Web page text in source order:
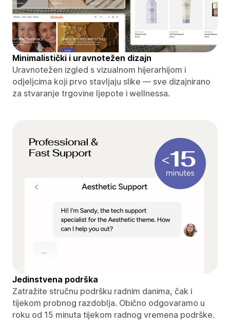
Minimalistički i uravnotežen dizajn
Uravnotežen izgled s vizualnom hijerarhijom i
odjeljcima koji prvo stavljaju slike — sve dizajnirano
za stvaranje trgovine ljepote i wellnessa.
Jedinstvena podrška
Zatražite stručnu podršku radnim danima, čak i
tijekom probnog razdoblja. Obično odgovaramo u
roku od 15 minuta tijekom radnog vremena podrške.